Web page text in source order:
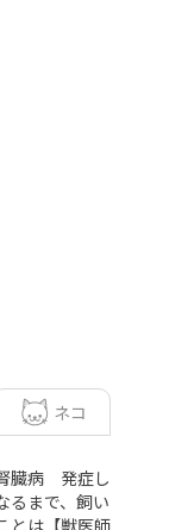
ネコ
臓病 発症し
るまで、飼い
とは【獣医師